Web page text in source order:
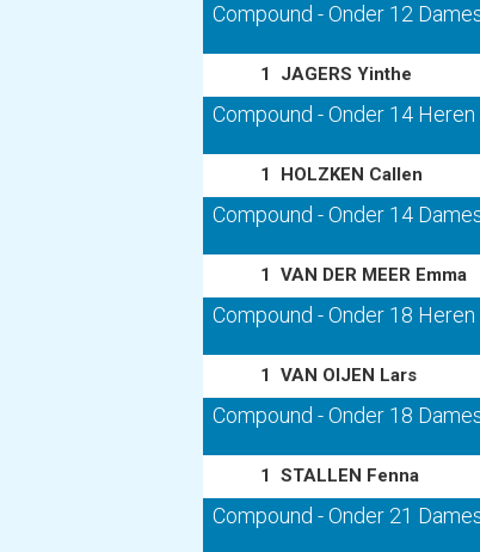
Compound - Onder 12
1
JAGERS Yinthe
Compound - Onder 14 Heren
1
HOLZKEN Callen
Compound - Onder 14
1
VAN DER MEER Emma
Compound - Onder 18 Heren
1
VAN OIJEN Lars
Compound - Onder 18
1
STALLEN Fenna
Compound - Onder 21